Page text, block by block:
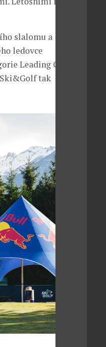
slalomu a
ledovce
Leading Golf
tak